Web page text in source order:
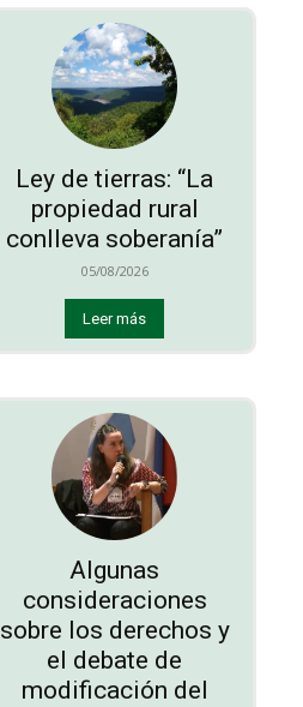
Ley de tierras: “La
propiedad rural
conlleva soberanía”
05/08/2026
Leer más
Algunas
consideraciones
sobre los derechos y
el debate de
modificación del